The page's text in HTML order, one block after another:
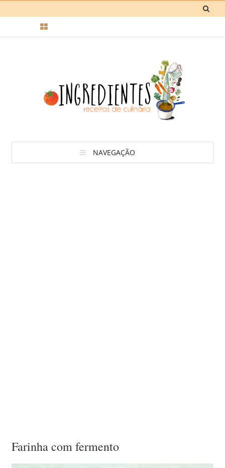
NAVEGAÇÃO
Farinha com fermento